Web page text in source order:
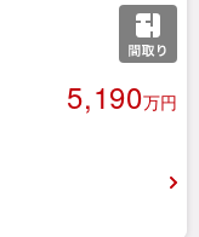
5,190万円